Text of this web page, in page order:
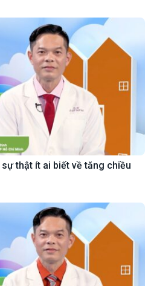
thật ít ai biết về tăng chiều